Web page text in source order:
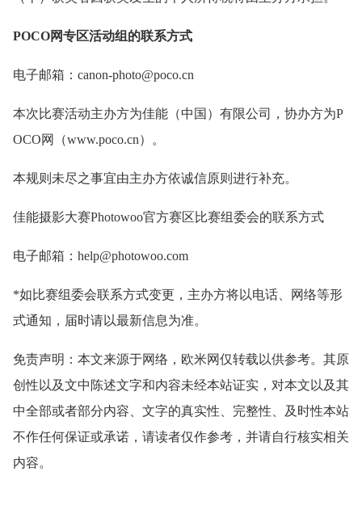
POCO网专区活动组的联系方式
电子邮箱：canon-photo@poco.cn
本次比赛活动主办方为佳能（中国）有限公司，协办方为P
OCO网（www.poco.cn）。
本规则未尽之事宜由主办方依诚信原则进行补充。
佳能摄影大赛Photowoo官方赛区比赛组委会的联系方式
电子邮箱：help@photowoo.com
*如比赛组委会联系方式变更，主办方将以电话、网络等形
式通知，届时请以最新信息为准。
免责声明：本文来源于网络，欧米网仅转载以供参考。其原
创性以及文中陈述文字和内容未经本站证实，对本文以及其
中全部或者部分内容、文字的真实性、完整性、及时性本站
不作任何保证或承诺，请读者仅作参考，并请自行核实相关
内容。